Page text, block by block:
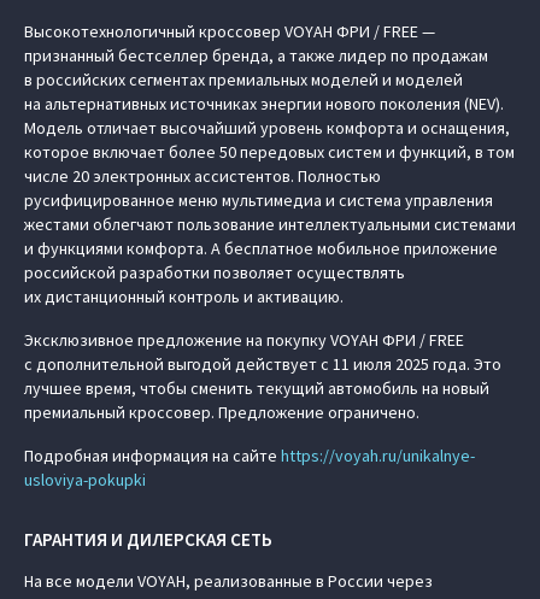
Высокотехнологичный кроссовер VOYAH ФРИ / FREE —
признанный бестселлер бренда, а также лидер по продажам
в российских сегментах премиальных моделей и моделей
на альтернативных источниках энергии нового поколения (NEV).
Модель отличает высочайший уровень комфорта и оснащения,
которое включает более 50 передовых систем и функций, в том
числе 20 электронных ассистентов. Полностью
русифицированное меню мультимедиа и система управления
жестами облегчают пользование интеллектуальными системами
и функциями комфорта. А бесплатное мобильное приложение
российской разработки позволяет осуществлять
их дистанционный контроль и активацию.
Эксклюзивное предложение на покупку VOYAH ФРИ / FREE
с дополнительной выгодой действует с 11 июля 2025 года. Это
лучшее время, чтобы сменить текущий автомобиль на новый
премиальный кроссовер. Предложение ограничено.
Подробная информация на сайте https://voyah.ru/unikalnye-
usloviya-pokupki
ГАРАНТИЯ И ДИЛЕРСКАЯ СЕТЬ
На все модели VOYAH, реализованные в России через